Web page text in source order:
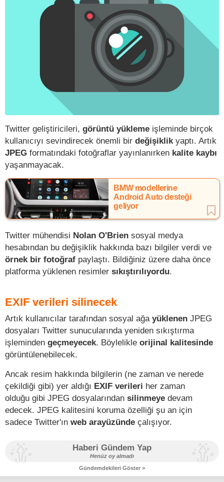
Twitter geliştiricileri, görüntü yükleme işleminde birçok
kullanıcıyı sevindirecek önemli bir değişiklikyaptı. Artık
JPEG formatındaki fotoğraflar yayınlanırken kalite kaybı
yaşanmayacak.
BMW modellerine
Android Auto desteği
geliyor
Twitter mühendisi Nolan O'Brien sosyal medya
hesabından bu değişiklik hakkında bazı bilgiler verdi ve
örnek bir fotoğraf paylaştı. Bildiğiniz üzere daha önce
platforma yüklenen resimler sıkıştırılıyordu.
EXIF verileri silinecek
Artık kullanıcılar tarafından sosyal ağa yüklenen JPEG
dosyaları Twitter sunucularında yeniden sıkıştırma
işleminden geçmeyecek. Böylelikle orijinal kalitesinde
görüntülenebilecek.
Ancak resim hakkında bilgilerin (ne zaman ve nerede
çekildiği gibi) yer aldığı EXIF verileri her zaman
olduğu gibi JPEG dosyalarından silinmeye devam
edecek. JPEG kalitesini koruma özelliği şu an için
sadece Twitter'ın web arayüzünde çalışıyor.
Haberi Gündem Yap
Henüz oy almadı
Gündemdekileri Göster >